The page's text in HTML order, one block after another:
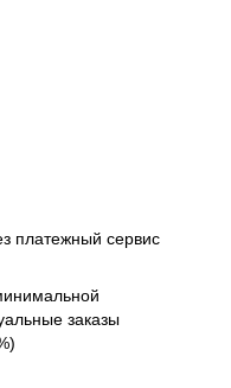
платежный сервис
заказы